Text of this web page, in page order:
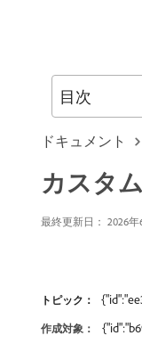
ドキュメント
カスタ
最終更新日： 2026年
トピック：
作成対象：
目次